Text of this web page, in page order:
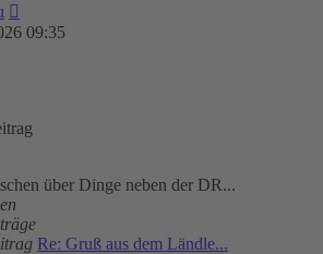
Beitrag
09:35
über Dinge neben der DR...
Re: Gruß aus dem Ländle...